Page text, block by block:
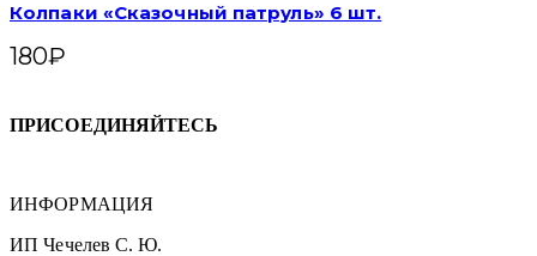
Колпаки «Сказочный патруль» 6 шт.
180₽
ПРИСОЕДИНЯЙТЕСЬ
ИНФОРМАЦИЯ
ИП Чечелев С. Ю.